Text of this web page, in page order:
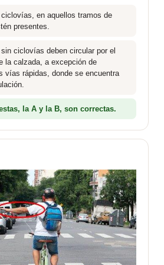
en aquellos tramos de
presentes.
ciclovías deben circular por el
la calzada, a excepción de
vías rápidas, donde se encuentra
la A y la B, son correctas.